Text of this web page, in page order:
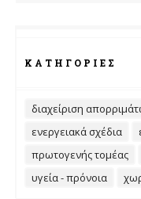
ΚΑΤΗΓΟΡΊΕΣ
διαχείριση
ενεργειακά σχέδια
πρωτογενής τομέας
υγεία - πρόνοια